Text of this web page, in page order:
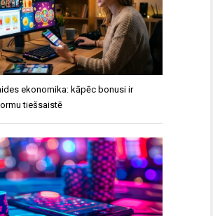
ekonomika: kāpēc bonusi ir
tiešsaistē